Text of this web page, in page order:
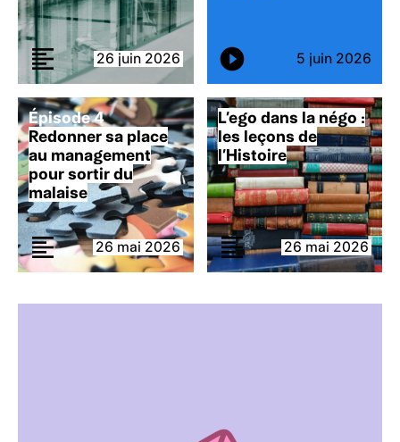
26 juin 2026 5 juin 2026
Épisode 4
Redonner sa place
au management
pour sortir du
malaise
26 mai 2026
L’ego dans la négo :
les leçons de
l’Histoire
26 mai 2026